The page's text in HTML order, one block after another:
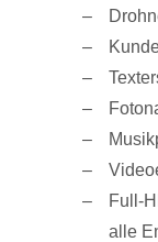
Full-
alle